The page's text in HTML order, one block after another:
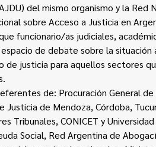
del mismo organismo y la Red
sobre Acceso a Justicia en
funcionario/as judiciales,
de debate sobre la
de justicia para aquellos sectores
de: Procuración General
Justicia de Mendoza, Córdoba,
Tribunales, CONICET y
Social, Red Argentina de